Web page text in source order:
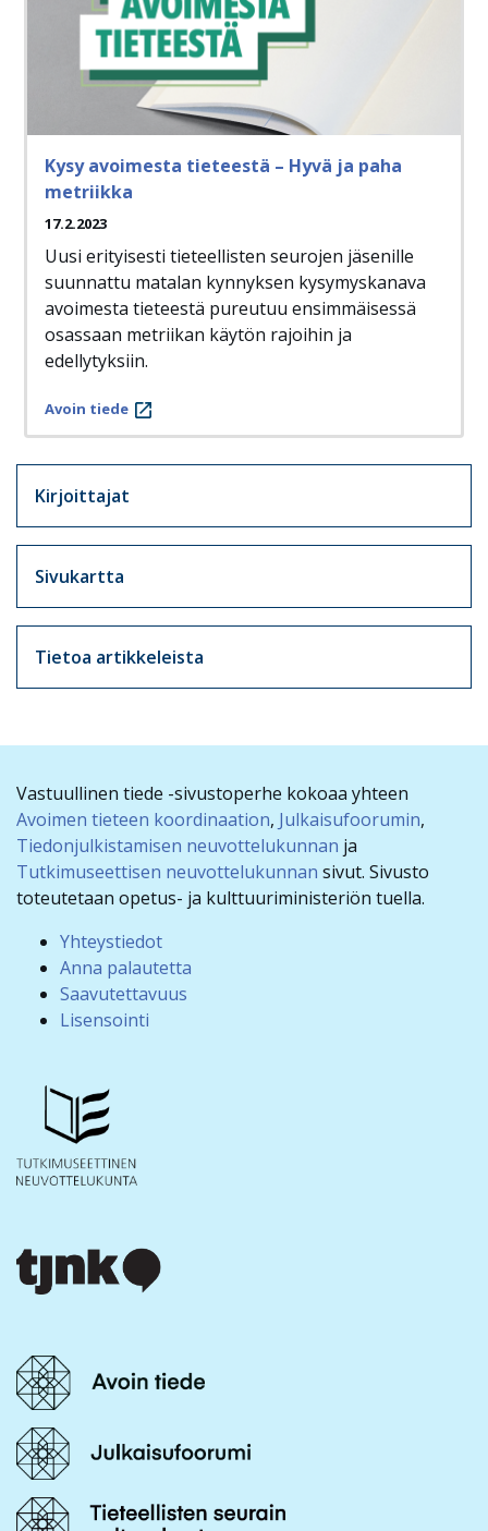
Kysy avoimesta tieteestä – Hyvä ja paha
metriikka
17.2.2023
Uusi erityisesti tieteellisten seurojen jäsenille
suunnattu matalan kynnyksen kysymyskanava
avoimesta tieteestä pureutuu ensimmäisessä
osassaan metriikan käytön rajoihin ja
edellytyksiin.
Avoin tiede
Kirjoittajat
Sivukartta
Tietoa artikkeleista
Vastuullinen tiede -sivustoperhe kokoaa yhteen
Avoimen tieteen koordinaation, Julkaisufoorumin,
Tiedonjulkistamisen neuvottelukunnan ja
Tutkimuseettisen neuvottelukunnan sivut. Sivusto
toteutetaan opetus- ja kulttuuriministeriön tuella.
Yhteystiedot
Anna palautetta
Saavutettavuus
Lisensointi